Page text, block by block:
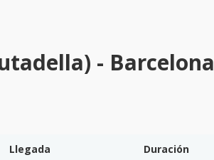
- Barcelona
Llegada
Duración